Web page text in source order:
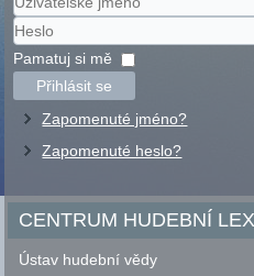
Uživatelské
jméno
Heslo
Pamatuj si mě
Přihlásit se
Zapomenuté jméno?
Zapomenuté heslo?
CENTRUM HUDEBNÍ
Ústav hudební vědy